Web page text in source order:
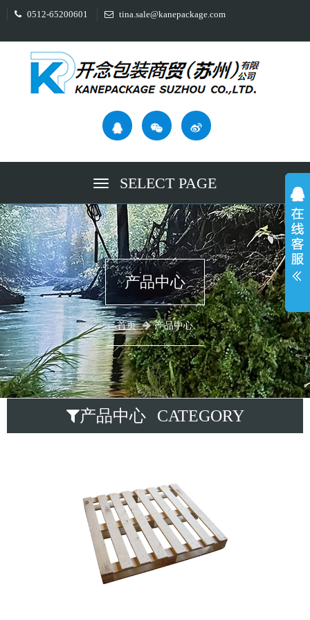
0512-65200601 tina.sale@kanepackage.com
SELECT PAGE
产品中心
首页 产品中心
产品中心 CATEGORY